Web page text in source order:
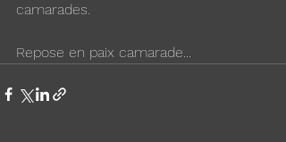
camarades.
Repose en paix camarade...